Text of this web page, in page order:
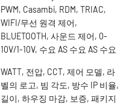
PWM, Casambi, RDM, TRIAC,
WIFI/무선 원격 제어,
BLUETOOTH, 사운드 제어, 0-
10V/1-10V, 수요 AS 수요 AS 수요
WATT, 전압, CCT, 제어 모델, 라
벨의 로고, 빔 각도, 방수 IP 비율,
길이, 하우징 마감, 보증, 패키지